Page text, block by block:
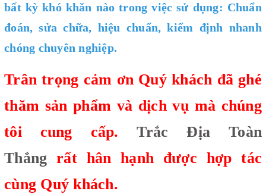
bất kỳ khó khăn nào trong việc sử dụng: Chuẩn
đoán, sửa chữa, hiệu chuẩn, kiểm định nhanh
chóng chuyên nghiệp.
Trân trọng cảm ơn Quý khách đã ghé
thăm sản phẩm và dịch vụ mà chúng
tôi cung cấp.Trắc Địa Toàn
Thắng rất hân hạnh được hợp tác
cùng Quý khách.